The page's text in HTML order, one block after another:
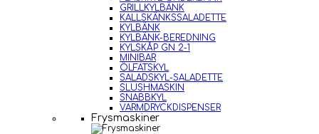
GRILLKYLBÄNK
KALLSKÄNKSSALADETTE
KYLBÄNK
KYLBÄNK-BEREDNING
KYLSKÅP GN 2-1
MINIBAR
ÖLFATSKYL
SALADSKYL-SALADETTE
SLUSHMASKIN
SNABBKYL
VARMDRYCKDISPENSER
Frysmaskiner